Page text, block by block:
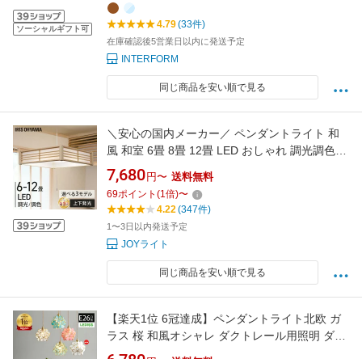
ソーシャルギフト可
ライト 小さい 木 ガラス カフェ
4.79(33件)
在庫確認後5営業日以内に発送予定
INTERFORM
同じ商品を安い順で見る
＼安心の国内メーカー／ ペンダントライト 和
風 和室 6畳 8畳 12畳 LED おしゃれ 調光調色
アイリスオーヤマ 照明 吊り下げ リモコン 和室
照明 LEDペンダントライト 和風ペンダント 吊
り下げ照明 明るい 天井照明[HB]
7,680 円〜 送料無料
69ポイント (1倍)〜
4.22(347件)
1〜3日以内発送予定
JOYライト
同じ商品を安い順で見る
【楽天1位 6冠達成】ペンダントライト北欧 ガ
ラス 桜 和風オシャレ ダクトレール用照明 ダイ
ニング照明 食卓用 LED対応 キッチン リビング